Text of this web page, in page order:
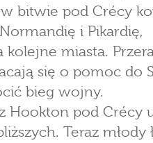
bitwie pod Crécy
i Pikardię,
kolejne miasta.
się o pomoc do
bieg wojny.
Hookton pod Crécy
Teraz młody